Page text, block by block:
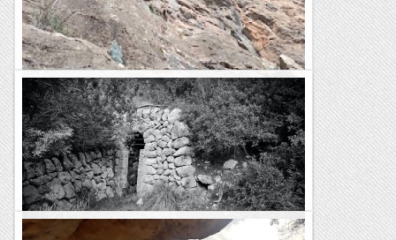
Fissura Oblicua a la Font Freda.
De tota la vida aquesta era la clàssica fàcil de la paret mentre
que l'Esperó del Vent era la clàssica difícil. Sempre he tingut
la sensació de que es repetia més...
Bloc Empotrat